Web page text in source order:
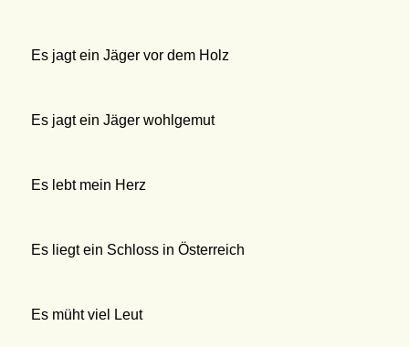
Es jagt ein Jäger vor dem Holz
Es jagt ein Jäger wohlgemut
Es lebt mein Herz
Es liegt ein Schloss in Österreich
Es müht viel Leut